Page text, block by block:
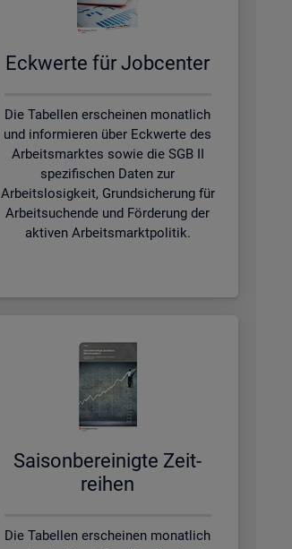
Eck­wer­te für Job­cen­ter
Die Tabellen erscheinen monatlich
und informieren über Eckwerte des
Arbeitsmarktes sowie die SGB II
spezifischen Daten zur
Arbeitslosigkeit, Grundsicherung für
Arbeitsuchende und Förderung der
aktiven Arbeitsmarktpolitik.
Sai­son­be­rei­nig­te Zeit­
rei­hen
Die Tabellen erscheinen monatlich